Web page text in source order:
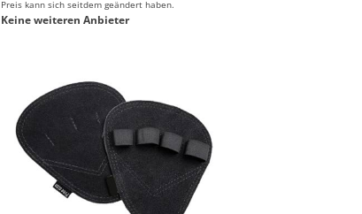
Preis kann sich seitdem geändert haben.
Keine weiteren Anbieter